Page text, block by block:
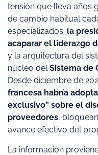
tensión que lleva años
de cambio habitual
especializados: la
acaparar el liderazgo
y la arquitectura del
núcleo delSistema de
Desde diciembre de
francesa habría
exclusivo” sobre el
proveedores,
avance efectivo del
La información